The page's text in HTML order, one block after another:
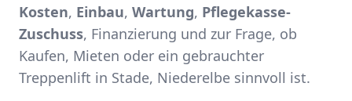
Kosten, Einbau, Wartung, Pflegekasse-
Zuschuss, Finanzierung und zur Frage, ob
Kaufen, Mieten oder ein gebrauchter
Treppenlift in Stade, Niederelbe sinnvoll ist.